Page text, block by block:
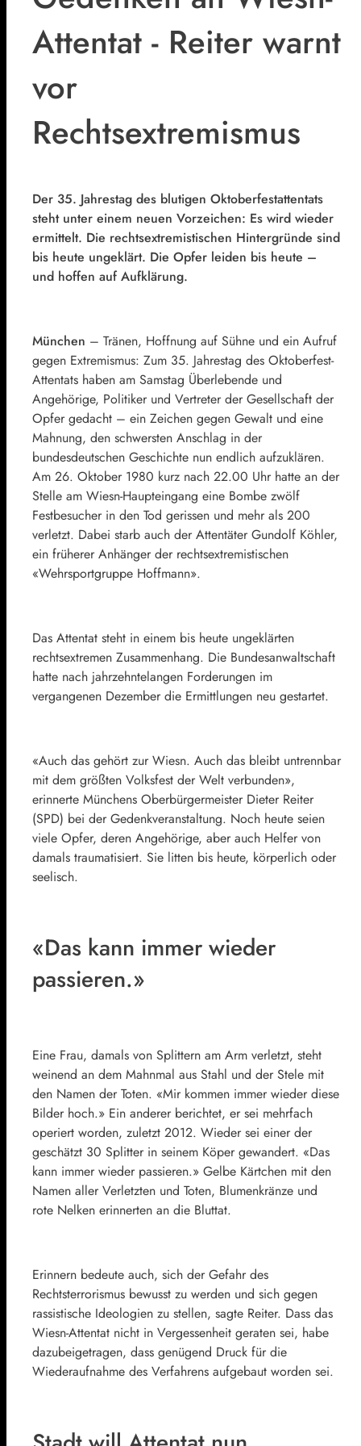
Attentat - Reiter warnt
vor
Rechtsextremismus
Der 35. Jahrestag des blutigen Oktoberfestattentats
steht unter einem neuen Vorzeichen: Es wird wieder
ermittelt. Die rechtsextremistischen Hintergründe sind
bis heute ungeklärt. Die Opfer leiden bis heute –
und hoffen auf Aufklärung.
München – Tränen, Hoffnung auf Sühne und ein Aufruf
gegen Extremismus: Zum 35. Jahrestag des Oktoberfest-
Attentats haben am Samstag Überlebende und
Angehörige, Politiker und Vertreter der Gesellschaft der
Opfer gedacht – ein Zeichen gegen Gewalt und eine
Mahnung, den schwersten Anschlag in der
bundesdeutschen Geschichte nun endlich aufzuklären.
Am 26. Oktober 1980 kurz nach 22.00 Uhr hatte an der
Stelle am Wiesn-Haupteingang eine Bombe zwölf
Festbesucher in den Tod gerissen und mehr als 200
verletzt. Dabei starb auch der Attentäter Gundolf Köhler,
ein früherer Anhänger der rechtsextremistischen
«Wehrsportgruppe Hoffmann».
Das Attentat steht in einem bis heute ungeklärten
rechtsextremen Zusammenhang. Die Bundesanwaltschaft
hatte nach jahrzehntelangen Forderungen im
vergangenen Dezember die Ermittlungen neu gestartet.
«Auch das gehört zur Wiesn. Auch das bleibt untrennbar
mit dem größten Volksfest der Welt verbunden»,
erinnerte Münchens Oberbürgermeister Dieter Reiter
(SPD) bei der Gedenkveranstaltung. Noch heute seien
viele Opfer, deren Angehörige, aber auch Helfer von
damals traumatisiert. Sie litten bis heute, körperlich oder
seelisch.
«Das kann immer wieder
passieren.»
Eine Frau, damals von Splittern am Arm verletzt, steht
weinend an dem Mahnmal aus Stahl und der Stele mit
den Namen der Toten. «Mir kommen immer wieder diese
Bilder hoch.» Ein anderer berichtet, er sei mehrfach
operiert worden, zuletzt 2012. Wieder sei einer der
geschätzt 30 Splitter in seinem Köper gewandert. «Das
kann immer wieder passieren.» Gelbe Kärtchen mit den
Namen aller Verletzten und Toten, Blumenkränze und
rote Nelken erinnerten an die Bluttat.
Erinnern bedeute auch, sich der Gefahr des
Rechtsterrorismus bewusst zu werden und sich gegen
rassistische Ideologien zu stellen, sagte Reiter. Dass das
Wiesn-Attentat nicht in Vergessenheit geraten sei, habe
dazubeigetragen, dass genügend Druck für die
Wiederaufnahme des Verfahrens aufgebaut worden sei.